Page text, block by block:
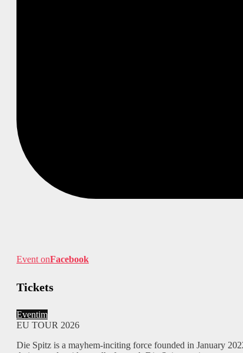
Event onFacebook
Tickets
Eventim
EU TOUR 2026
Die Spitz is a mayhem-inciting force founded in January